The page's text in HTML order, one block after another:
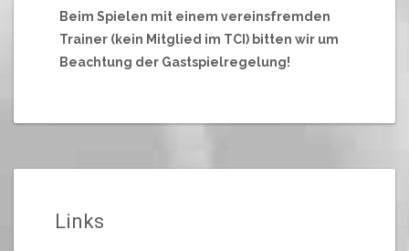
Beim Spielen mit einem vereinsfremden
Trainer (kein Mitglied im TCI) bitten wir um
Beachtung der Gastspielregelung!
Links